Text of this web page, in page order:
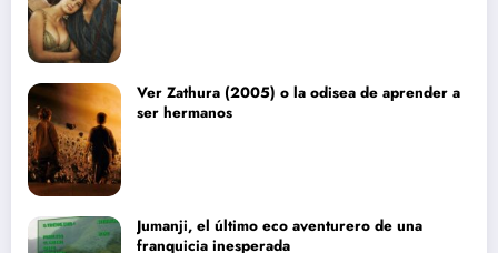
Ver Zathura (2005) o la odisea de aprender a
ser hermanos
Jumanji, el último eco aventurero de una
franquicia inesperada